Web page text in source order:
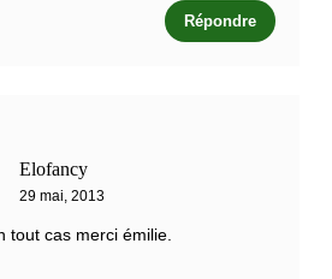
Répondre
Elofancy
29 mai, 2013
tout cas merci émilie.